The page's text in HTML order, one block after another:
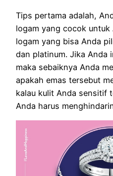
Tips pertama adalah,
logam yang cocok untuk
logam yang bisa Anda
dan platinum. Jika Anda
maka sebaiknya Anda
apakah emas tersebut
kalau kulit Anda sensitif
Anda harus